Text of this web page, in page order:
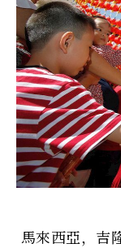
馬來西亞，吉